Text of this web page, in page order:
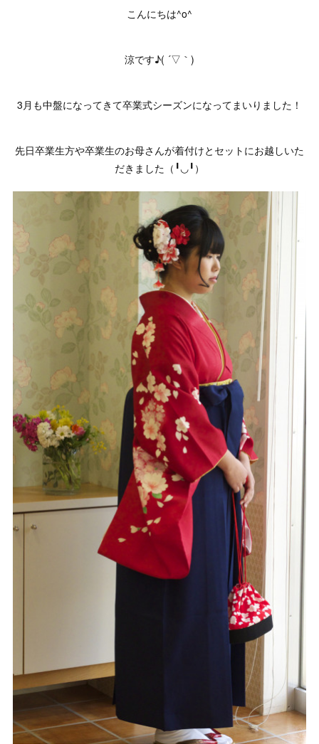
こんにちは^o^
涼です♪( ´▽｀)
3月も中盤になってきて卒業式シーズンになってまいりました！
先日卒業生方や卒業生のお母さんが着付けとセットにお越しいた
だきました（╹◡╹）